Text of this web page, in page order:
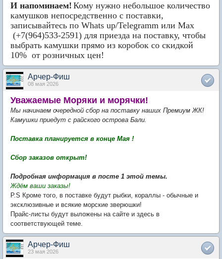
И напоминаем! Кому нужно небольшое количество
камушков непосредственно с поставки,
записывайтесь по Whats up/Telegramm или Max
(+7(964)533-2591) для приезда на поставку, чтобы
выбрать камушки прямо из коробок со скидкой
10% от розничных цен!
Арчер-Фиш
08 мая 2026
Уважаемые Моряки и морячки!
Мы начинаем очередной сбор на поставку наших Премиум ЖК!
Камушки приедут с райского острова Бали.
Поставка планируется в конце Мая !
Сбор заказов открыт!
Подробная информация в посте 1 этой темы.
Ждём ваши заказы!
P.S Кроме того, в поставке будут рыбки, кораллы - обычные и
эксклюзивные и всякие морские зверюшки!
Прайс-листы будут выложены на сайте и здесь в
соответствующей теме.
Арчер-Фиш
23 мая 2026